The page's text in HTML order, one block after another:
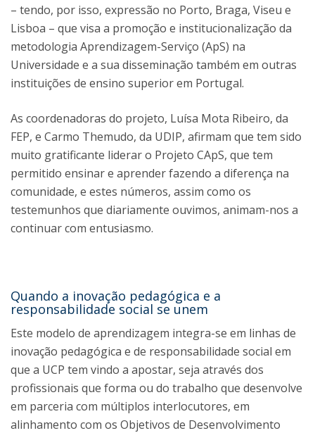
– tendo, por isso, expressão no Porto, Braga, Viseu e
Lisboa – que visa a promoção e institucionalização da
metodologia Aprendizagem-Serviço (ApS) na
Universidade e a sua disseminação também em outras
instituições de ensino superior em Portugal.
As coordenadoras do projeto, Luísa Mota Ribeiro, da
FEP, e Carmo Themudo, da UDIP, afirmam que tem sido
muito gratificante liderar o Projeto CApS, que tem
permitido ensinar e aprender fazendo a diferença na
comunidade, e estes números, assim como os
testemunhos que diariamente ouvimos, animam-nos a
continuar com entusiasmo.
Quando a inovação pedagógica e a
responsabilidade social se unem
Este modelo de aprendizagem integra-se em linhas de
inovação pedagógica e de responsabilidade social em
que a UCP tem vindo a apostar, seja através dos
profissionais que forma ou do trabalho que desenvolve
em parceria com múltiplos interlocutores, em
alinhamento com os Objetivos de Desenvolvimento